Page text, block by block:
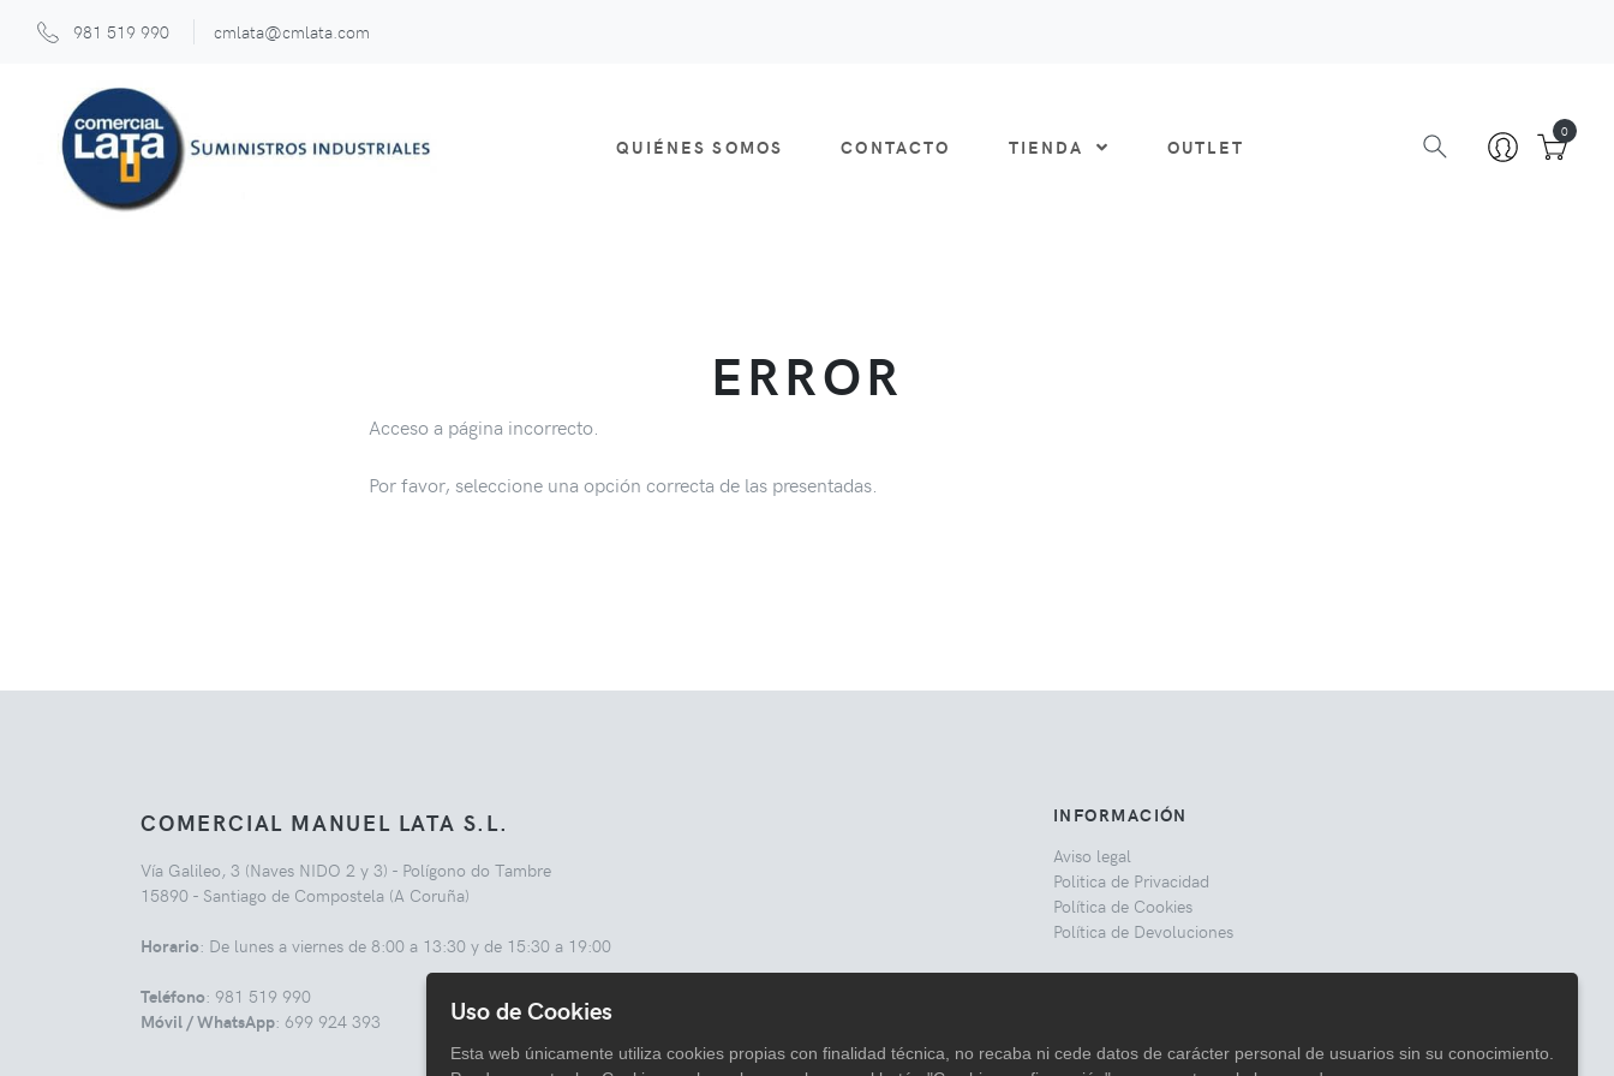
981 519 990 cmlata@cmlata.com
QUIÉNES SOMOS CONTACTO TIENDA OUTLET
0
ERROR
Acceso a página incorrecto.
Por favor, seleccione una opción correcta de las presentadas.
COMERCIAL MANUEL LATA S.L.
Vía Galileo, 3 (Naves NIDO 2 y 3) - Polígono do Tambre
15890 - Santiago de Compostela (A Coruña)
Horario: De lunes a viernes de 8:00 a 13:30 y de 15:30 a 19:00
Teléfono: 981 519 990
Móvil / WhatsApp: 699 924 393
INFORMACIÓN
Aviso legal
Politica de Privacidad
Política de Cookies
Política de Devoluciones
Uso de Cookies
Esta web únicamente utiliza cookies propias con finalidad técnica, no recaba ni cede datos de carácter personal de usuarios sin su conocimiento.